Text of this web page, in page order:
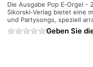
Die Ausgabe Pop E‑Orgel
Sikorski‑Verlag bietet eine
und Partysongs, speziell
Geben Sie